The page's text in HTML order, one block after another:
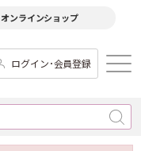
オンラインショップ
ログイン･会員登録